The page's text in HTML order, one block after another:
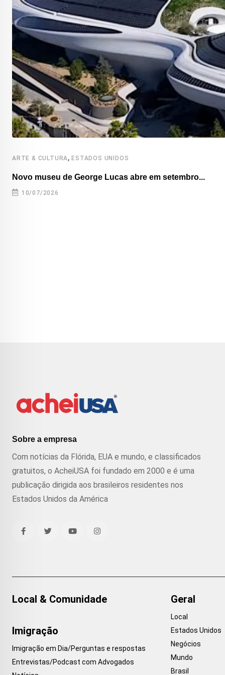
ARTE & CULTURA,ESTADOS UNIDOS
Novo museu de George Lucas abre em setembro...
10/07/2026
Sobre a empresa
Com notícias da Flórida, EUA e mundo, e classificados
gratuitos, o AcheiUSA foi fundado em 2000 e é uma
publicação dirigida aos brasileiros residentes nos
Estados Unidos da América
Local & Comunidade
Imigração
Imigração em Dia/Perguntas e respostas
Entrevistas/Podcast com Advogados
Geral
Local
Estados Unidos
Negócios
Mundo
Brasil